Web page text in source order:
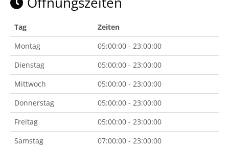
Tag
Zeiten
Montag
05:00:00 - 23:00:00
Dienstag
05:00:00 - 23:00:00
Mittwoch
05:00:00 - 23:00:00
Donnerstag
05:00:00 - 23:00:00
Freitag
05:00:00 - 23:00:00
Samstag
07:00:00 - 23:00:00